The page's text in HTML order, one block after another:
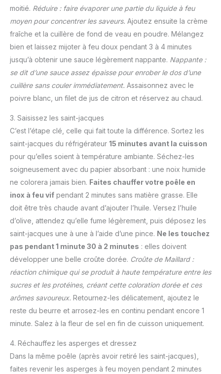
moitié. Réduire : faire évaporer une partie du liquide à feu
moyen pour concentrer les saveurs. Ajoutez ensuite la crème
fraîche et la cuillère de fond de veau en poudre. Mélangez
bien et laissez mijoter à feu doux pendant 3 à 4 minutes
jusqu’à obtenir une sauce légèrement nappante. Nappante :
se dit d’une sauce assez épaisse pour enrober le dos d’une
cuillère sans couler immédiatement. Assaisonnez avec le
poivre blanc, un filet de jus de citron et réservez au chaud.
3. Saisissez les saint-jacques
C’est l’étape clé, celle qui fait toute la différence. Sortez les
saint-jacques du réfrigérateur 15 minutes avant la cuisson
pour qu’elles soient à température ambiante. Séchez-les
soigneusement avec du papier absorbant : une noix humide
ne colorera jamais bien. Faites chauffer votre poêle en
inox à feu vif pendant 2 minutes sans matière grasse. Elle
doit être très chaude avant d’ajouter l’huile. Versez l’huile
d’olive, attendez qu’elle fume légèrement, puis déposez les
saint-jacques une à une à l’aide d’une pince. Ne les touchez
pas pendant 1 minute 30 à 2 minutes : elles doivent
développer une belle croûte dorée. Croûte de Maillard :
réaction chimique qui se produit à haute température entre les
sucres et les protéines, créant cette coloration dorée et ces
arômes savoureux. Retournez-les délicatement, ajoutez le
reste du beurre et arrosez-les en continu pendant encore 1
minute. Salez à la fleur de sel en fin de cuisson uniquement.
4. Réchauffez les asperges et dressez
Dans la même poêle (après avoir retiré les saint-jacques),
faites revenir les asperges à feu moyen pendant 2 minutes